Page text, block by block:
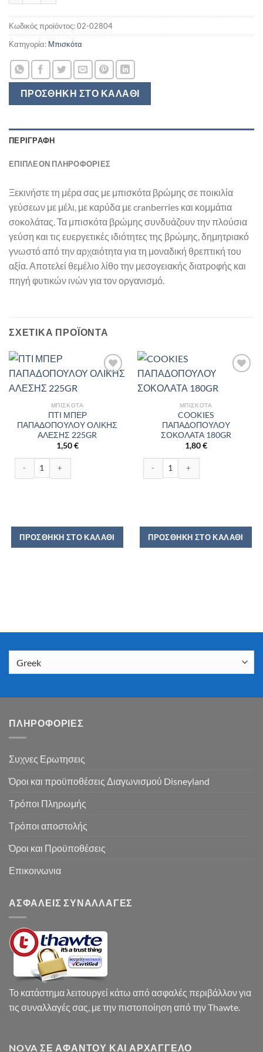
ΠΡΟΣΘΉΚΗ ΣΤΟ ΚΑΛΆΘΙ
Κωδικός προϊόντος:02-02804
Κατηγορία: Μπισκότα
ΠΕΡΙΓΡΑΦΉ
ΕΠΙΠΛΈΟΝ ΠΛΗΡΟΦΟΡΊΕΣ
Ξεκινήστε τη μέρα σας με μπισκότα βρώμης σε ποικιλία
γεύσεων με μέλι, με καρύδα με cranberries και κομμάτια
σοκολάτας. Τα μπισκότα βρώμης συνδυάζουν την πλούσια
γεύση και τις ευεργετικές ιδιότητες της βρώμης, δημητριακό
γνωστό από την αρχαιότητα για τη μοναδική θρεπτική του
αξία. Αποτελεί θεμέλιο λίθο την μεσογειακής διατροφής και
πηγή φυτικών ινών για τον οργανισμό.
ΣΧΕΤΙΚΆ ΠΡΟΪΌΝΤΑ
ΜΠΙΣΚΌΤΑ
ΠΤΙ ΜΠΕΡ
ΠΑΠΑΔΟΠΟΥΛΟΥ ΟΛΙΚΗΣ
ΑΛΕΣΗΣ 225GR
1,50€
ΠΡΟΣΘΉΚΗ ΣΤΟ ΚΑΛΆΘΙ
ΜΠΙΣΚΌΤΑ
COOKIES
ΠΑΠΑΔΟΠΟΥΛΟΥ
ΣΟΚΟΛΑΤΑ 180GR
1,80€
ΠΡΟΣΘΉΚΗ ΣΤΟ ΚΑΛΆΘΙ
ΠΛΗΡΟΦΟΡΙΕΣ
Συχνες Ερωτησεις
Όροι και προϋποθέσεις Διαγωνισμού Disneyland
Τρόποι Πληρωμής
Τρόποι αποστολής
Όροι και Προϋποθέσεις
Επικοινωνια
ΑΣΦΑΛΕΙΣ ΣΥΝΑΛΛΑΓΕΣ
Το κατάστημα λειτουργεί κάτω από ασφαλές περιβάλλον για
τις συναλλαγές σας, με την πιστοποίηση από την Thawte.
NOVA ΣΕ ΑΦΆΝΤΟΥ ΚΑΙ ΑΡΧΆΓΓΕΛΟ